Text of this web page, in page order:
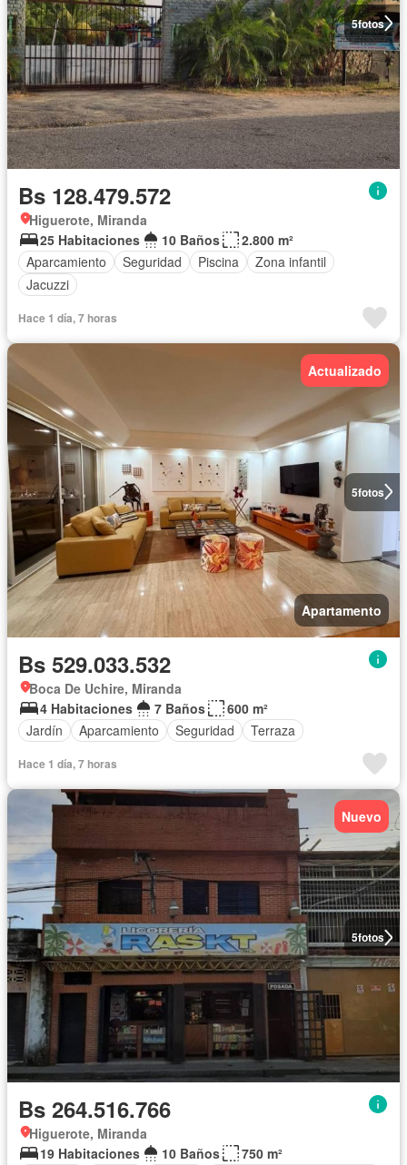
5fotos
Bs 128.479.572
Higuerote, Miranda
25 Habitaciones
10 Baños
2.800 m²
Aparcamiento
Seguridad Piscina
Zona infantil
Jacuzzi
Hace 1 día, 7 horas
5fotos
Actualizado
Apartamento
Bs 529.033.532
Boca De Uchire, Miranda
4 Habitaciones
7 Baños
600 m²
Jardín
Aparcamiento Seguridad Terraza
Hace 1 día, 7 horas
5fotos
Nuevo
Bs 264.516.766
Higuerote, Miranda
19 Habitaciones
10 Baños
750 m²